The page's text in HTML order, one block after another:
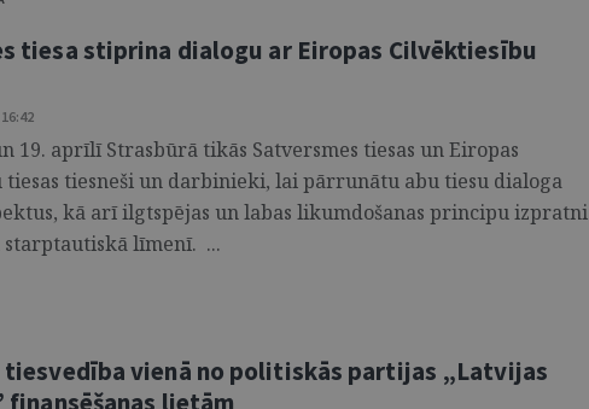
tiesa stiprina dialogu ar Eiropas Cilvēktiesību
19. aprīlī Strasbūrā tikās Satversmes tiesas un Eiropas
tiesas tiesneši un darbinieki, lai pārrunātu abu tiesu dialoga
kā arī ilgtspējas un labas likumdošanas principu izpratni
starptautiskā līmenī. ...
tiesvedība vienā no politiskās partijas „Latvijas
lietām